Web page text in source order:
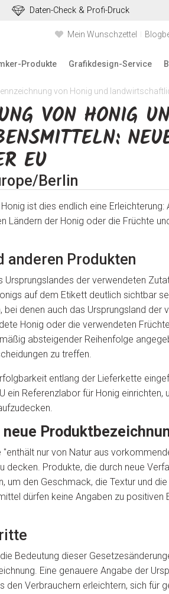
Daten-Check & Profi-Druck
Mein Wunschzettel
Produkte Grafikdesign-Service
von Honig und
VON HONIG
EU
Berlin
ist dies endlich eine
Ländern der Honig oder die Früchte
anderen Produkten
Ursprungslandes der verwendeten
auf dem Etikett deutlich sichtbar
denen auch das Ursprungsland der
Honig oder die verwendeten
absteigender Reihenfolge
zu treffen.
entlang der Lieferkette
Referenzlabor für Honig einrichten,
nur von Natur aus
Produkte, die durch neue
den Geschmack, die Textur und
dürfen keine Angaben zu positiven
Bedeutung dieser
Eine genauere Angabe der
Verbrauchern erleichtern, sich für